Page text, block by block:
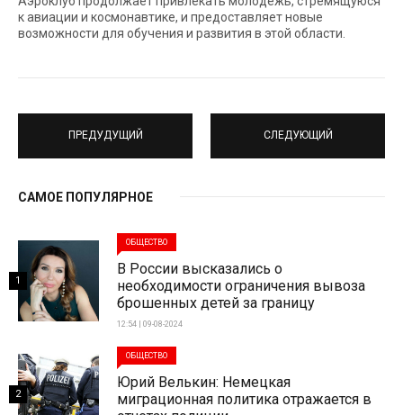
к авиации и космонавтике, и предоставляет новые
возможности для обучения и развития в этой области.
ПРЕДУДУЩИЙ СЛЕДУЮЩИЙ
САМОЕ ПОПУЛЯРНОЕ
ОБЩЕСТВО
В России высказались о
необходимости ограничения вывоза
брошенных детей за границу
12:54 | 09-08-2024
1
ОБЩЕСТВО
Юрий Велькин: Немецкая
миграционная политика отражается в
2